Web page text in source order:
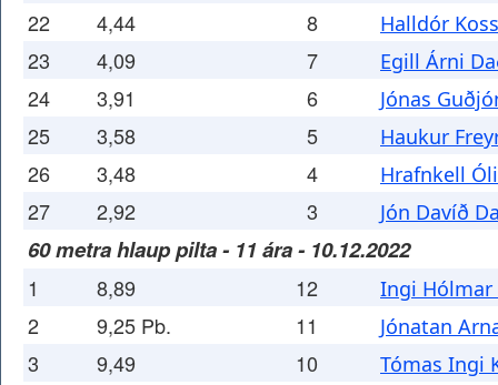
22 4,44 8 Halldór
23 4,09 7 Egill Árni
24 3,91 6 Jónas
25 3,58 5 Haukur
26 3,48 4 Hrafnkell
27 2,92 3 Jón Davíð
60 metra hlaup pilta - 11 ára - 10.12.2022
1 8,89 12 Ingi Hólmar
2 9,25 Pb. 11 Jónatan
3 9,49 10 Tómas Ingi